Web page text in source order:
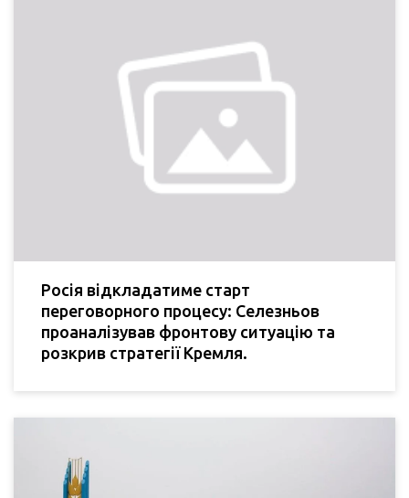
Росія відкладатиме старт
переговорного процесу: Селезньов
проаналізував фронтову ситуацію та
розкрив стратегії Кремля.